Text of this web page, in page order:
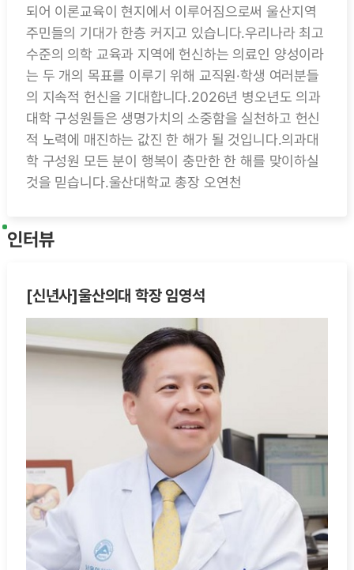
되어 이론교육이 현지에서 이루어짐으로써 울산지역
주민들의 기대가 한층 커지고 있습니다.우리나라 최고
수준의 의학 교육과 지역에 헌신하는 의료인 양성이라
는 두 개의 목표를 이루기 위해 교직원·학생 여러분들
의 지속적 헌신을 기대합니다.2026년 병오년도 의과
대학 구성원들은 생명가치의 소중함을 실천하고 헌신
적 노력에 매진하는 값진 한 해가 될 것입니다.의과대
학 구성원 모든 분이 행복이 충만한 한 해를 맞이하실
것을 믿습니다.울산대학교 총장 오연천
인터뷰
[신년사]울산의대 학장 임영석